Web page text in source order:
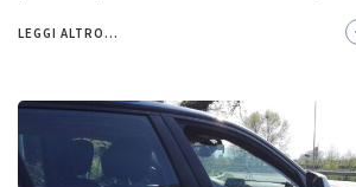
LEGGI ALTRO...